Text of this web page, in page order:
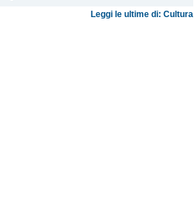
Leggi le ultime di: Cultura